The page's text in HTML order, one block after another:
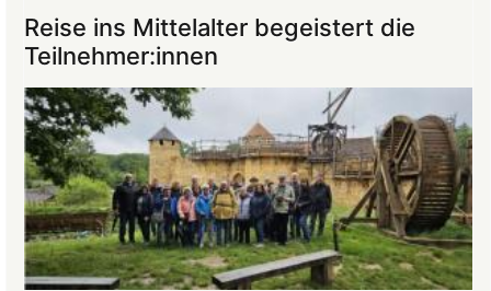
der
Mitgliederversammlung
vom
26.03.2025
Reise ins Mittelalter begeistert die
Teilnehmer:innen